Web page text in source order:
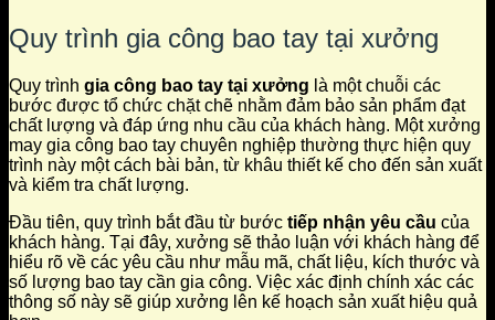
Quy trình gia công bao tay tại xưởng
Quy trình gia công bao tay tại xưởng là một chuỗi các
bước được tổ chức chặt chẽ nhằm đảm bảo sản phẩm đạt
chất lượng và đáp ứng nhu cầu của khách hàng. Một xưởng
may gia công bao tay chuyên nghiệp thường thực hiện quy
trình này một cách bài bản, từ khâu thiết kế cho đến sản xuất
và kiểm tra chất lượng.
Đầu tiên, quy trình bắt đầu từ bước tiếp nhận yêu cầu của
khách hàng. Tại đây, xưởng sẽ thảo luận với khách hàng để
hiểu rõ về các yêu cầu như mẫu mã, chất liệu, kích thước và
số lượng bao tay cần gia công. Việc xác định chính xác các
thông số này sẽ giúp xưởng lên kế hoạch sản xuất hiệu quả